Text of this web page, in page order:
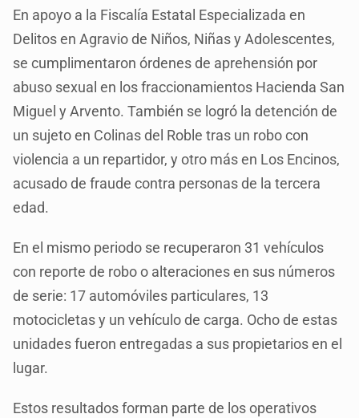
En apoyo a la Fiscalía Estatal Especializada en
Delitos en Agravio de Niños, Niñas y Adolescentes,
se cumplimentaron órdenes de aprehensión por
abuso sexual en los fraccionamientos Hacienda San
Miguel y Arvento. También se logró la detención de
un sujeto en Colinas del Roble tras un robo con
violencia a un repartidor, y otro más en Los Encinos,
acusado de fraude contra personas de la tercera
edad.
En el mismo periodo se recuperaron 31 vehículos
con reporte de robo o alteraciones en sus números
de serie: 17 automóviles particulares, 13
motocicletas y un vehículo de carga. Ocho de estas
unidades fueron entregadas a sus propietarios en el
lugar.
Estos resultados forman parte de los operativos